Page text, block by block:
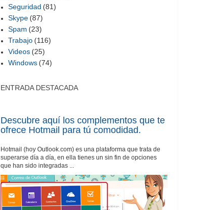
Seguridad (81)
Skype (87)
Spam (23)
Trabajo (116)
Videos (25)
Windows (74)
ENTRADA DESTACADA
Descubre aquí los complementos que te
ofrece Hotmail para tú comodidad.
Hotmail (hoy Outlook.com) es una plataforma que trata de
superarse día a día, en ella tienes un sin fin de opciones
que han sido integradas ...